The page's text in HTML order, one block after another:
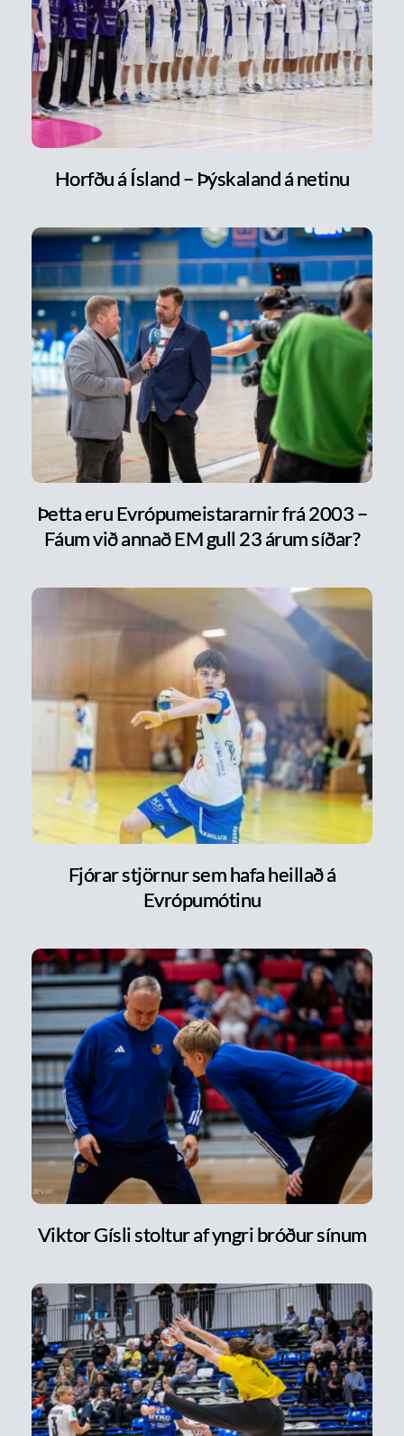
Horfðu á Ísland – Þýskaland á netinu
Þetta eru Evrópumeistararnir frá 2003 –
Fáum við annað EM gull 23 árum síðar?
Fjórar stjörnur sem hafa heillað á
Evrópumótinu
Viktor Gísli stoltur af yngri bróður sínum